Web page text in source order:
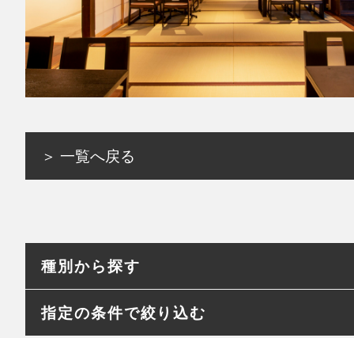
＞ 一覧へ戻る
種別から探す
指定の条件で絞り込む